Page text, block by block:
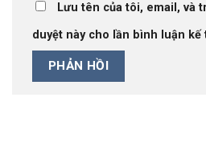
Lưu tên của tôi, email, và
duyệt này cho lần bình luận kế